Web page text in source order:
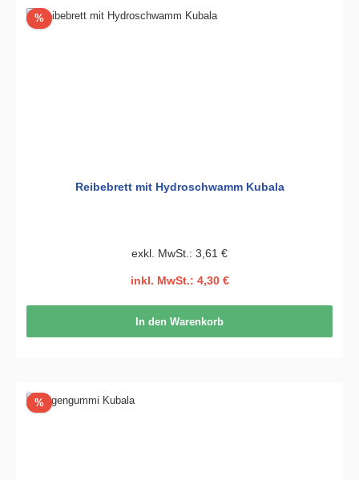
%Rabatt
Reibebrett mit Hydroschwamm Kubala
exkl. MwSt.: 3,61 €
inkl. MwSt.: 4,30 €
In den Warenkorb
%Rabatt